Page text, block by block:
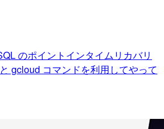
のポイントインタイムリカバリ
gcloud コマンドを利用してやって